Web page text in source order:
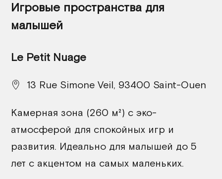
Игровые пространства для
малышей
Le Petit Nuage
13 Rue Simone Veil, 93400 Saint-Ouen
Камерная зона (260 м²) с эко-
атмосферой для спокойных игр и
развития. Идеально для малышей до 5
лет с акцентом на самых маленьких.